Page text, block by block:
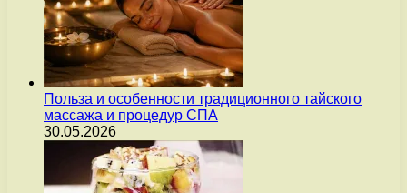
Польза и особенности традиционного тайского
массажа и процедур СПА
30.05.2026